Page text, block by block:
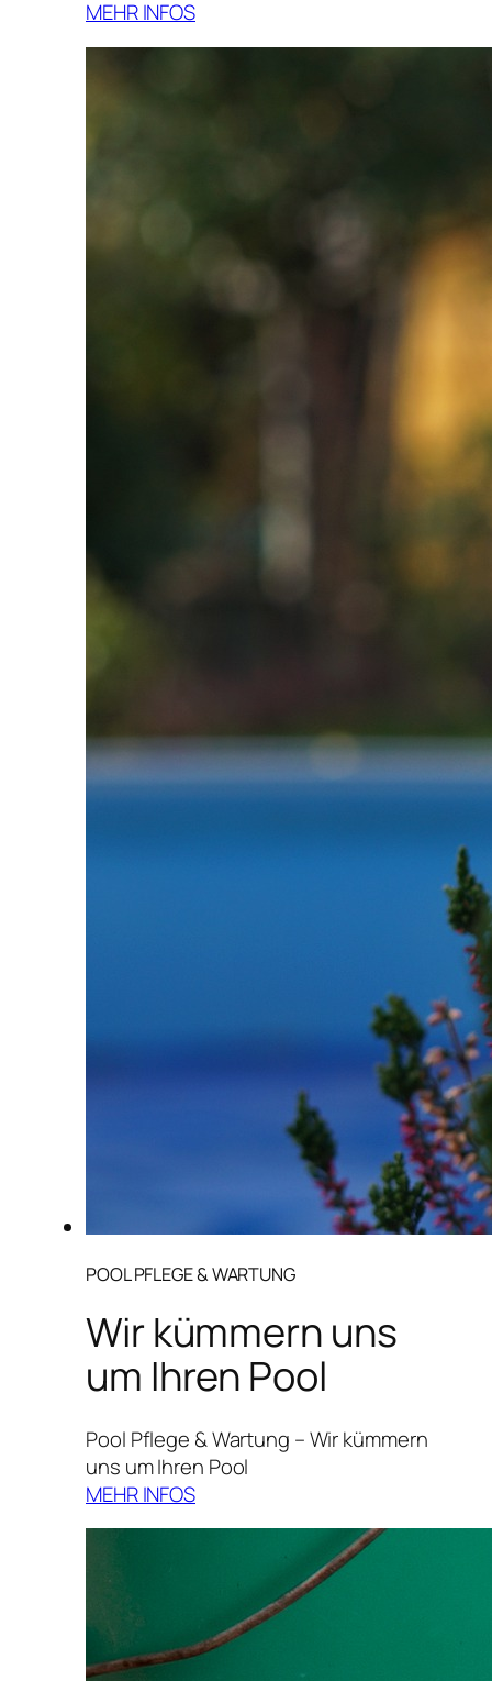
MEHR INFOS
POOL PFLEGE & WARTUNG
Wir kümmern uns
um Ihren Pool
Pool Pflege & Wartung – Wir kümmern
uns um Ihren Pool
MEHR INFOS